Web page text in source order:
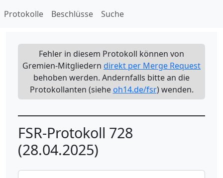
Protokolle Beschlüsse Suche
Fehler in diesem Protokoll können von
Gremien-Mitgliedern direkt per Merge Request
behoben werden. Andernfalls bitte an die
Protokollanten (siehe oh14.de/fsr) wenden.
FSR-Protokoll 728
(28.04.2025)